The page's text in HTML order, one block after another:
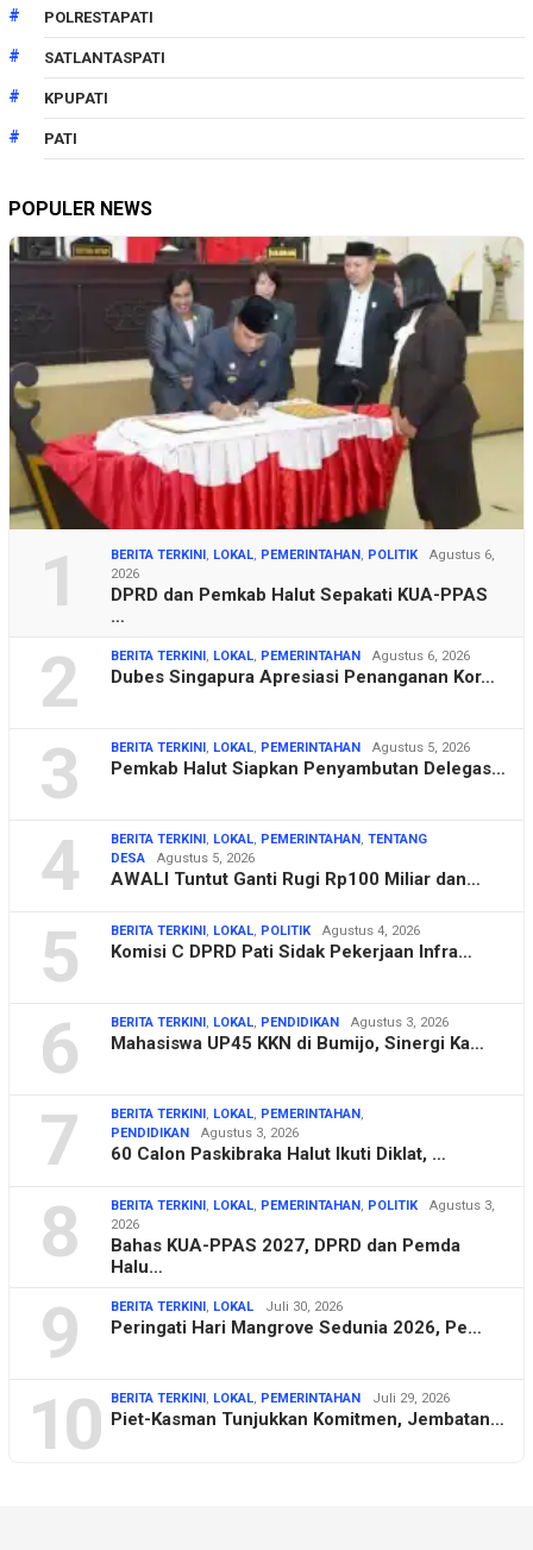
POLRESTAPATI
SATLANTASPATI
KPUPATI
PATI
POPULER NEWS
1 BERITA TERKINI, LOKAL, PEMERINTAHAN, POLITIK
Agustus 6,
2026
DPRD dan Pemkab Halut Sepakati KUA-PPAS
…
2 BERITA TERKINI, LOKAL, PEMERINTAHAN Agustus 6, 2026
Dubes Singapura Apresiasi Penanganan Kor…
3 BERITA TERKINI, LOKAL, PEMERINTAHAN Agustus 5, 2026
Pemkab Halut Siapkan Penyambutan Delegas…
4 BERITA TERKINI, LOKAL, PEMERINTAHAN, TENTANG
DESA
Agustus 5, 2026
AWALI Tuntut Ganti Rugi Rp100 Miliar dan…
5 BERITA TERKINI, LOKAL, POLITIK Agustus 4, 2026
Komisi C DPRD Pati Sidak Pekerjaan Infra…
6 BERITA TERKINI, LOKAL, PENDIDIKAN Agustus 3, 2026
Mahasiswa UP45 KKN di Bumijo, Sinergi Ka…
7 BERITA TERKINI, LOKAL, PEMERINTAHAN,
PENDIDIKAN
Agustus 3, 2026
60 Calon Paskibraka Halut Ikuti Diklat, …
8 BERITA TERKINI, LOKAL, PEMERINTAHAN, POLITIK
Agustus 3,
2026
Bahas KUA-PPAS 2027, DPRD dan Pemda
Halu…
9 BERITA TERKINI, LOKAL Juli 30, 2026
Peringati Hari Mangrove Sedunia 2026, Pe…
10 BERITA TERKINI, LOKAL, PEMERINTAHAN Juli 29, 2026
Piet-Kasman Tunjukkan Komitmen, Jembatan…